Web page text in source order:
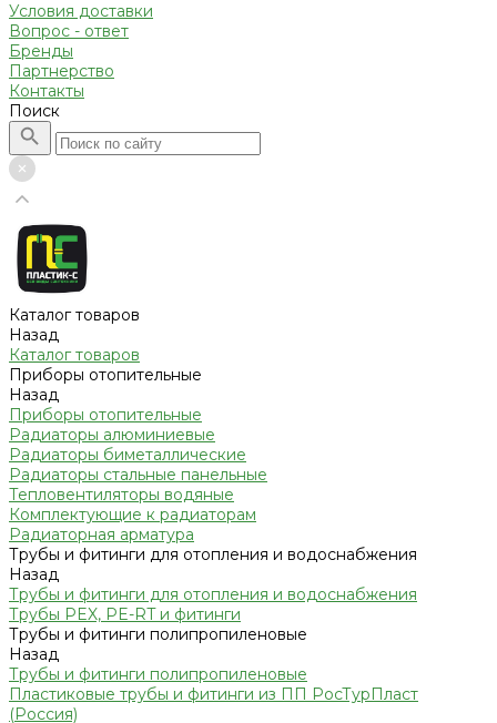
Условия доставки
Вопрос - ответ
Бренды
Партнерство
Контакты
Поиск
Каталог товаров
Назад
Каталог товаров
Приборы отопительные
Назад
Приборы отопительные
Радиаторы алюминиевые
Радиаторы биметаллические
Радиаторы стальные панельные
Тепловентиляторы водяные
Комплектующие к радиаторам
Радиаторная арматура
Трубы и фитинги для отопления и водоснабжения
Назад
Трубы и фитинги для отопления и водоснабжения
Трубы PEX, PE-RT и фитинги
Трубы и фитинги полипропиленовые
Назад
Трубы и фитинги полипропиленовые
Пластиковые трубы и фитинги из ПП РосТурПласт
(Россия)